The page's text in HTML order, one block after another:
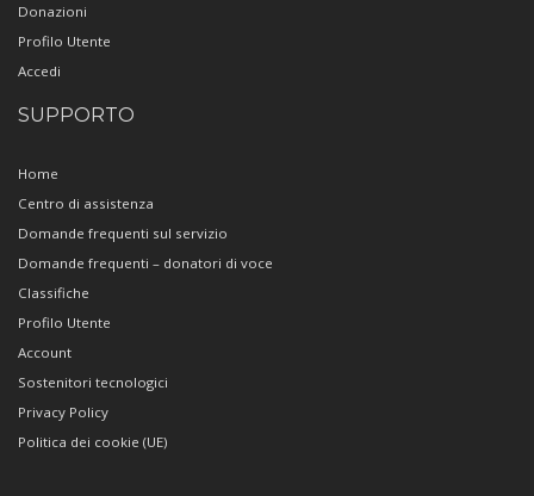
Donazioni
Profilo Utente
Accedi
SUPPORTO
Home
Centro di assistenza
Domande frequenti sul servizio
Domande frequenti – donatori di voce
Classifiche
Profilo Utente
Account
Sostenitori tecnologici
Privacy Policy
Politica dei cookie (UE)